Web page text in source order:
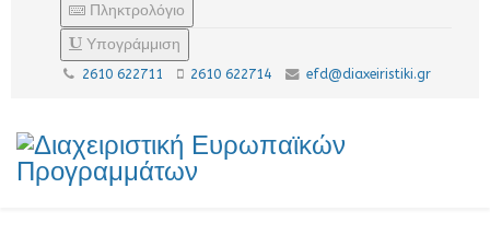
Πληκτρολόγιο
Υπογράμμιση
2610 622711 2610 622714 efd@diaxeiristiki.gr